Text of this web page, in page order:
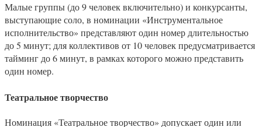
Малые группы (до 9 человек включительно) и конкурсанты,
выступающие соло, в номинации «Инструментальное
исполнительство» представляют один номер длительностью
до 5 минут; для коллективов от 10 человек предусматривается
тайминг до 6 минут, в рамках которого можно представить
один номер.
Театральное творчество
Номинация «Театральное творчество» допускает один или